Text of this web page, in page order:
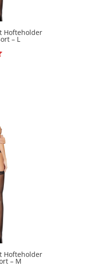
Hofteholder
– L
Hofteholder
– M